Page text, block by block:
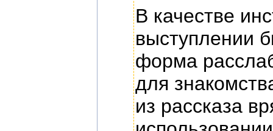
В качестве
выступлении
форма
для
из рассказа